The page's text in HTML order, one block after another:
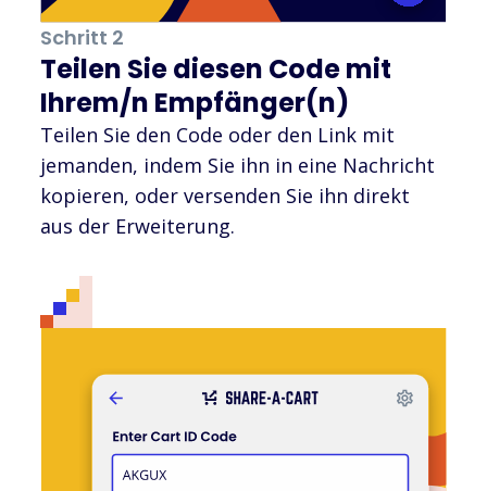
Schritt 2
Teilen Sie diesen Code mit
Ihrem/n Empfänger(n)
Teilen Sie den Code oder den Link mit
jemanden, indem Sie ihn in eine Nachricht
kopieren, oder versenden Sie ihn direkt
aus der Erweiterung.